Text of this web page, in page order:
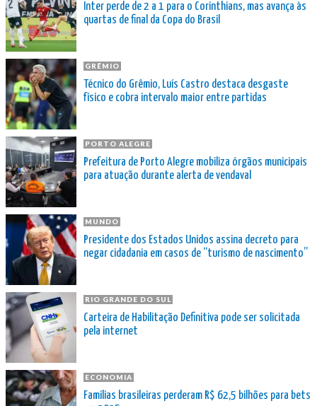
Inter perde de 2 a 1 para o Corinthians, mas avança às
quartas de final da Copa do Brasil
GRÊMIO
Técnico do Grêmio, Luís Castro destaca desgaste
físico e cobra intervalo maior entre partidas
PORTO ALEGRE
Prefeitura de Porto Alegre mobiliza órgãos municipais
para atuação durante alerta de vendaval
MUNDO
Presidente dos Estados Unidos assina decreto para
negar cidadania em casos de “turismo de nascimento”
RIO GRANDE DO SUL
Carteira de Habilitação Definitiva pode ser solicitada
pela internet
ECONOMIA
Famílias brasileiras perderam R$ 62,5 bilhões para bets